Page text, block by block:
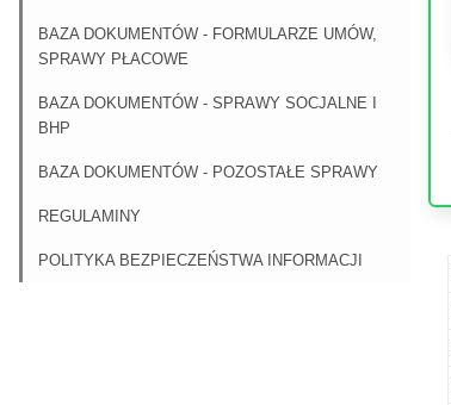
BAZA DOKUMENTÓW - FORMULARZE UMÓW,
SPRAWY PŁACOWE
BAZA DOKUMENTÓW - SPRAWY SOCJALNE I
BHP
BAZA DOKUMENTÓW - POZOSTAŁE SPRAWY
REGULAMINY
POLITYKA BEZPIECZEŃSTWA INFORMACJI